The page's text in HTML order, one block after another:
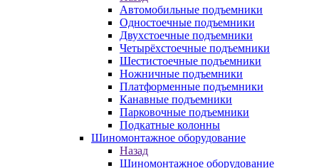
Автомобильные подъемники
Одностоечные подъемники
Двухстоечные подъемники
Четырёхстоечные подъемники
Шестистоечные подъемники
Ножничные подъемники
Платформенные подъемники
Канавные подъемники
Парковочные подъемники
Подкатные колонны
Шиномонтажное оборудование
Назад
Шиномонтажное оборудование